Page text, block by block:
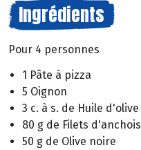
Ingrédients
Pour 4 personnes
1 Pâte à pizza
5 Oignon
3 c. à s. de Huile d'olive
80 g de Filets d'anchois
50 g de Olive noire